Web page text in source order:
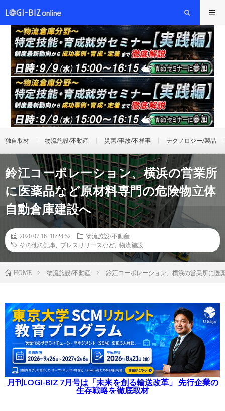
独自取材 物流施設/不動産 災害/事故/不祥事 テクノロジー/製品
鈴江コーポレーション、横浜の営業所
に医薬品など原材料専門の危険物立体
自動倉庫建設へ
2020.07.16 18:24:52
物流施設/不動産
その他の記事
プレスリリースなど 物流施設
HOME 物流施設/不動産 鈴江コーポレーション、横浜の営業所に医
月刊LOGI-BIZ 7月号は「未来を創る輸送改革」 先行企業の
生存戦略を徹底取材